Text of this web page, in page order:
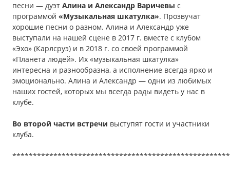
песни — дуэт Алина и Александр Варичевы с
программой «Музыкальная шкатулка». Прозвучат
хорошие песни о разном. Алина и Александр уже
выступали на нашей сцене в 2017 г. вместе с клубом
«Эхо» (Карлсруэ) и в 2018 г. со своей программой
«Планета людей». Их «музыкальная шкатулка»
интересна и разнообразна, а исполнение всегда ярко и
эмоционально. Алина и Александр — одни из любимых
наших гостей, которых мы всегда рады видеть у нас в
клубе.
Во второй части встречи выступят гости и участники
клуба.